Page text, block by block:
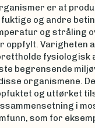
er at
og andre
og stråling
oppfylt. Varigheten
fysiologisk
begrensende
organismene.
og uttørket
i
som for